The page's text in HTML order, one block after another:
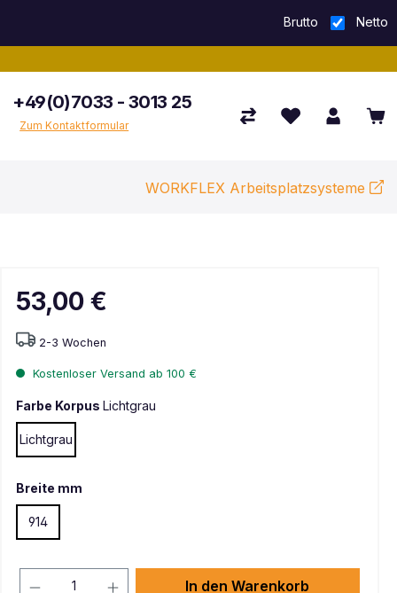
Brutto Netto
+49(0)7033 - 3013 25
Zum Kontaktformular
WORKFLEX Arbeitsplatzsysteme
53,00 €
2-3 Wochen
Kostenloser Versand ab 100 €
Farbe Korpus Lichtgrau
Lichtgrau
Breite mm
914
In den Warenkorb